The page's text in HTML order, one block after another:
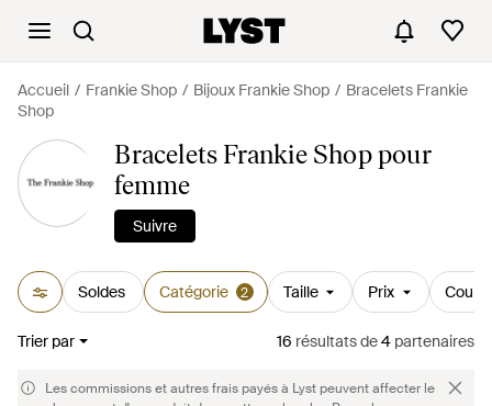
Accueil Frankie Shop Bijoux Frankie Shop
Bracelets Frankie
Shop
Bracelets Frankie Shop pour
femme
Suivre
Soldes Catégorie 2 Taille Prix
Trier par 16 résultatsde4 partenaires
Les commissions et autres frais payés à Lyst peuvent affecter le